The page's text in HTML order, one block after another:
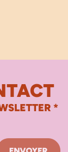
apprécié
*